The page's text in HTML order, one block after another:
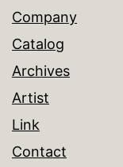
Company
Catalog
Archives
Artist
Link
Contact